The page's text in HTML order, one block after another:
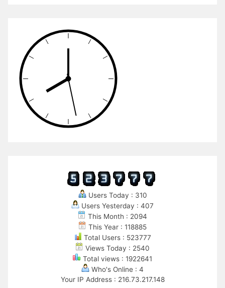
Users Today : 310
Users Yesterday : 407
This Month : 2094
This Year : 118885
Total Users : 523777
Views Today : 2540
Total views : 1922641
Who's Online : 4
Your IP Address : 216.73.217.148